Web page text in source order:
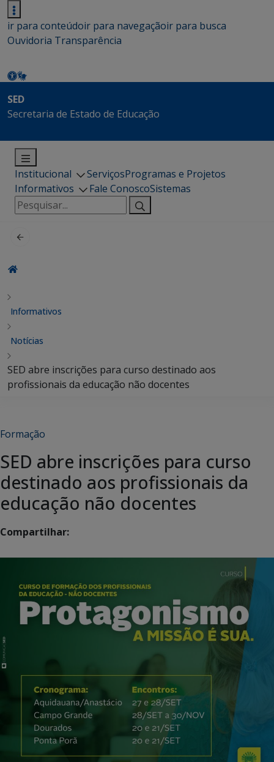
ir para conteúdoir para navegaçãoir para busca
Ouvidoria Transparência
SED
Secretaria de Estado de Educação
Institucional ServiçosProgramas e Projetos
Informativos
Fale ConoscoSistemas
Pesquisar
por:
Informativos
Notícias
SED abre inscrições para curso destinado aos
profissionais da educação não docentes
Formação
SED abre inscrições para curso
destinado aos profissionais da
educação não docentes
Compartilhar: